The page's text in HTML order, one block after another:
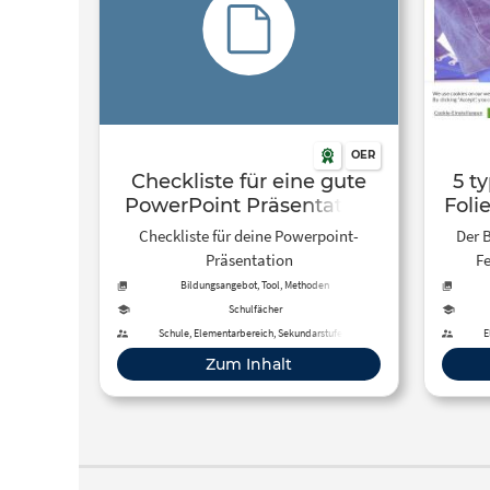
OER
Checkliste für eine gute
PowerPoint Präsentation
Checkliste für deine Powerpoint-
Präsentation
Bildungsangebot, Tool, Methoden
Schulfächer
Schule, Elementarbereich, Sekundarstufe I,
Sekundarstufe II, Hochschule, Fortbildung,
Erwachsenenbildung, Fernunterricht, Förderschule,
Primarstufe
Zum Inhalt
5
Der